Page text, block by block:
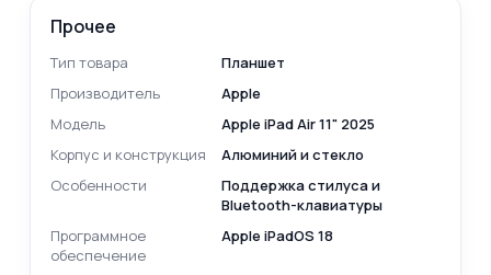
Прочее
Тип товара
Планшет
Производитель
Apple
Модель
Apple iPad Air 11" 2025
Корпус и конструкция
Алюминий и стекло
Особенности
Поддержка стилуса и
Bluetooth-клавиатуры
Программное
обеспечение
Apple iPadOS 18